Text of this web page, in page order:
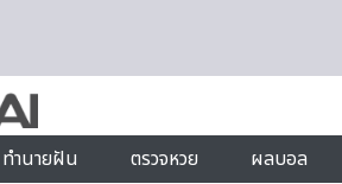
ทำนายฝัน ตรวจหวย ผลบอล